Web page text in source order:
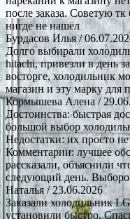
после заказа. Советую
нигде не нашёл
Бурдасов Илья/
Долго выбирали
hitachi, привезли в день
восторге, холодильник
магазин и эту марку для
Кормышева Алена/
Достоинства: быстрая
большой выбор
Недостатки: их просто
Комментарии: лучшее
рассказали, объяснили
следующий день.
Наталья / 23.06.2026
Заказали холодильник
установили быстро.